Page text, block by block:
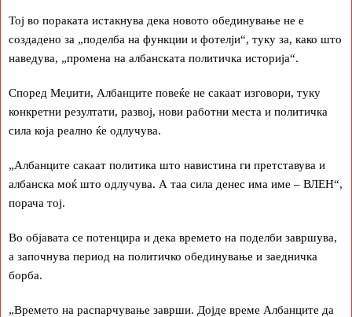
Тој во пораката истакнува дека новото обединување не е
создадено за „поделба на функции и фотелји“, туку за, како што
наведува, „промена на албанската политичка историја“.
Според Меџити, Албанците повеќе не сакаат изговори, туку
конкретни резултати, развој, нови работни места и политичка
сила која реално ќе одлучува.
„Албанците сакаат политика што навистина ги претставува и
албанска моќ што одлучува. А таа сила денес има име – ВЛЕН“,
порача тој.
Во објавата се потенцира и дека времето на поделби завршува,
а започнува период на политичко обединување и заедничка
борба.
„Времето на распарчување заврши. Дојде време Албанците да